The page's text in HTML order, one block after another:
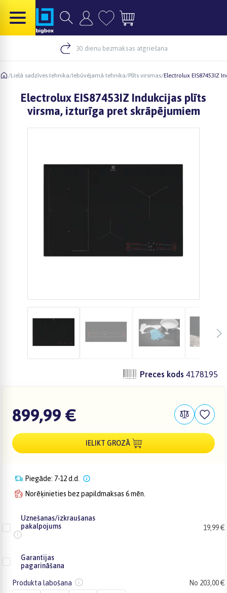
30 dienu bezmaksas atgriešana
/Lielā sadzīves tehnika/Iebūvējamā tehnika/Plīts virsmas/Electrolux EIS87453IZ
Electrolux EIS87453IZ Indukcijas plīts
virsma, izturīga pret skrāpējumiem
Preces kods 4178195
899,99 €
IELIKT GROZĀ
Piegāde: 7-12 d.d.
Norēķinieties bez papildmaksas 6 mēn.
Uznešanas/izkraušanas
pakalpojums
19,99 €
Garantijas
pagarināšana
Produkta labošana No 203,00 €